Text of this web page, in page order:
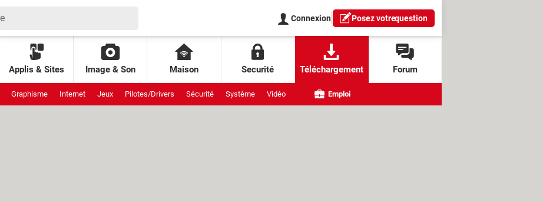
Connexion Posez votrequestion
Applis & Sites Image & Son Maison Securité Téléchargement Forum
Graphisme Internet Jeux Pilotes/Drivers Sécurité Système Vidéo Emploi